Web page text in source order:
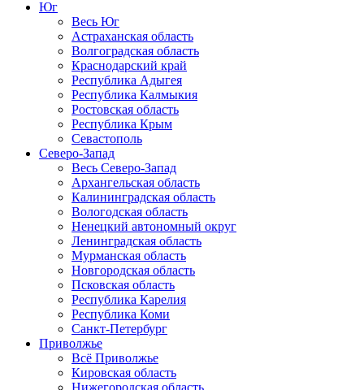
Юг
Весь Юг
Астраханская область
Волгоградская область
Краснодарский край
Республика Адыгея
Республика Калмыкия
Ростовская область
Республика Крым
Севастополь
Северо-Запад
Весь Северо-Запад
Архангельская область
Калининградская область
Вологодская область
Ненецкий автономный округ
Ленинградская область
Мурманская область
Новгородская область
Псковская область
Республика Карелия
Республика Коми
Санкт-Петербург
Приволжье
Всё Приволжье
Кировская область
Нижегородская область